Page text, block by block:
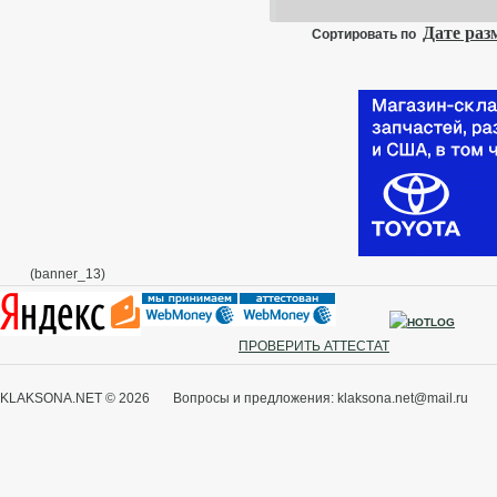
Сортировать по Дате
(banner_13)
ПРОВЕРИТЬ АТТЕСТАТ
KLAKSONA.NET © 2026 Вопросы и предложения: klaksona.net@mail.ru